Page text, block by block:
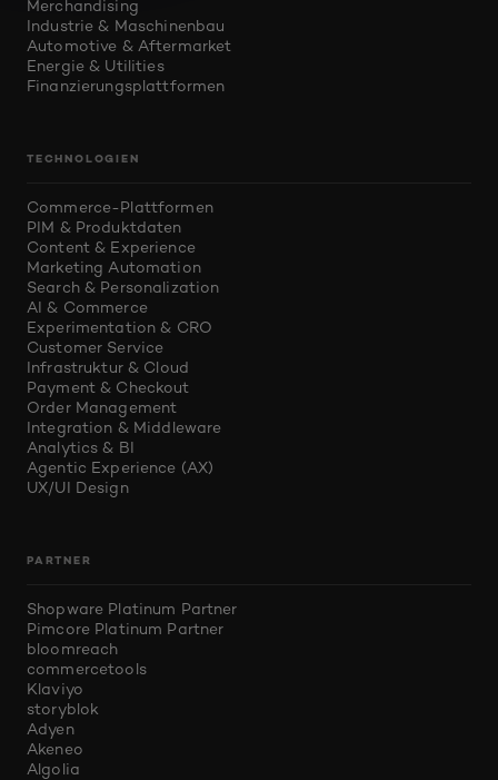
Merchandising
Industrie & Maschinenbau
Automotive & Aftermarket
Energie & Utilities
Finanzierungsplattformen
TECHNOLOGIEN
Commerce-Plattformen
PIM & Produktdaten
Content & Experience
Marketing Automation
Search & Personalization
AI & Commerce
Experimentation & CRO
Customer Service
Infrastruktur & Cloud
Payment & Checkout
Order Management
Integration & Middleware
Analytics & BI
Agentic Experience (AX)
UX/UI Design
PARTNER
Shopware Platinum Partner
Pimcore Platinum Partner
bloomreach
commercetools
Klaviyo
storyblok
Adyen
Akeneo
Algolia